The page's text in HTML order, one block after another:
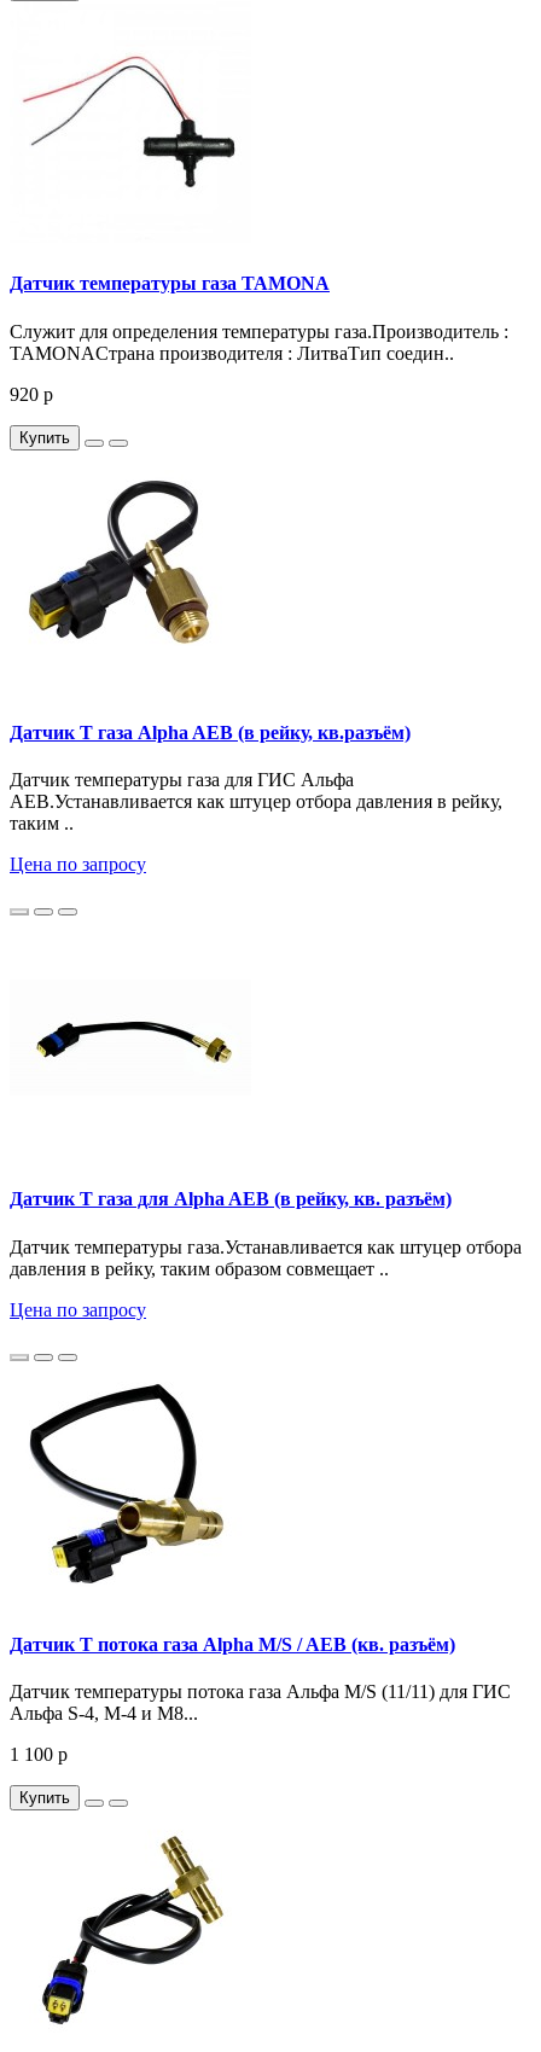
Датчик температуры газа TAMONA
Служит для определения температуры газа.Производитель :
TAMONAСтрана производителя : ЛитваТип соедин..
920 р
Купить
Датчик Т газа Alpha AEB (в рейку, кв.разъём)
Датчик температуры газа для ГИС Альфа
AEB.Устанавливается как штуцер отбора давления в рейку,
таким ..
Цена по запросу
Датчик Т газа для Alpha AEB (в рейку, кв. разъём)
Датчик температуры газа.Устанавливается как штуцер отбора
давления в рейку, таким образом совмещает ..
Цена по запросу
Датчик Т потока газа Alpha M/S / AEB (кв. разъём)
Датчик температуры потока газа Альфа М/S (11/11) для ГИС
Альфа S-4, М-4 и М8...
1 100 р
Купить